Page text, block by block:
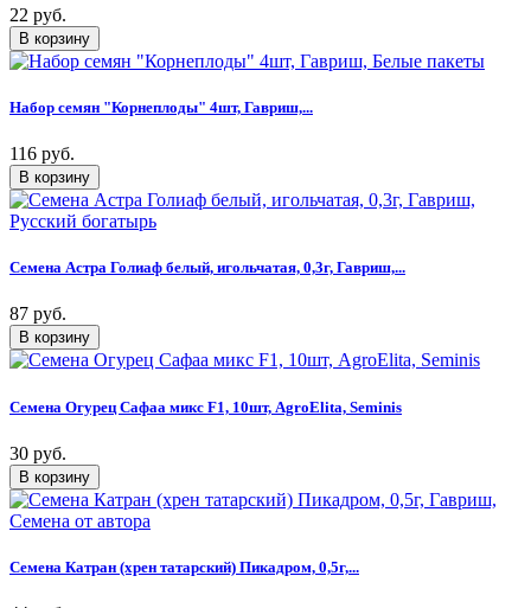
22 руб.
Набор семян "Корнеплоды" 4шт, Гавриш,...
116 руб.
Семена Астра Голиаф белый, игольчатая, 0,3г, Гавриш,...
87 руб.
Семена Огурец Сафаа микс F1, 10шт, AgroElita, Seminis
30 руб.
Семена Катран (хрен татарский) Пикадром, 0,5г,...